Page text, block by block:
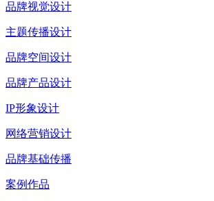
品牌视觉设计
主题传播设计
品牌空间设计
品牌产品设计
IP形象设计
网络营销设计
品牌基础传播
案例作品